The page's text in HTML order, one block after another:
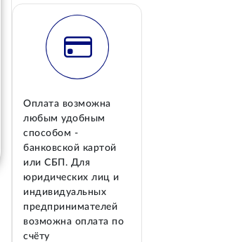
Оплата возможна
любым удобным
способом -
банковской картой
или СБП. Для
юридических лиц и
индивидуальных
предпринимателей
возможна оплата по
счёту